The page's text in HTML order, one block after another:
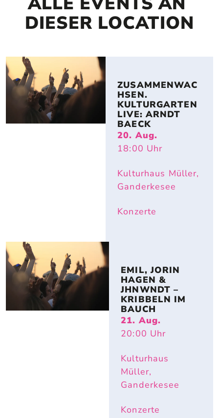
DIESER LOCATION
ZUSAMMENWAC
HSEN.
KULTURGARTEN
LIVE: ARNDT
BAECK
20. Aug.
18:00 Uhr
Kulturhaus Müller,
Ganderkesee
Konzerte
EMIL, JORIN
HAGEN &
JHNWNDT –
KRIBBELN IM
BAUCH
21. Aug.
20:00 Uhr
Kulturhaus
Müller,
Ganderkesee
Konzerte